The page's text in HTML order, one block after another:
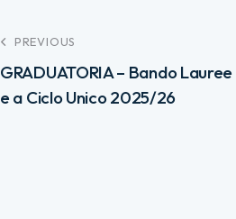
PREVIOUS
GRADUATORIA – Bando
e a Ciclo Unico 2025/26